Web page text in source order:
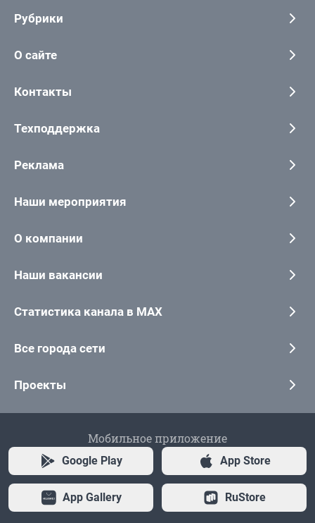
Рубрики
О сайте
Контакты
Техподдержка
Реклама
Наши мероприятия
О компании
Наши вакансии
Статистика канала в MAX
Все города сети
Проекты
Мобильное приложение
Google Play App Store
App Gallery RuStore